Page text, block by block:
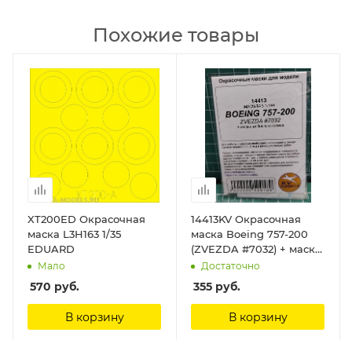
Похожие товары
XT200ED Окрасочная
маска L3H163 1/35
EDUARD
Мало
570 руб.
В корзину
14413KV Окрасочная
маска Boeing 757-200
(ZVEZDA #7032) + маски
на диски и колеса KV
Достаточно
355 руб.
В корзину